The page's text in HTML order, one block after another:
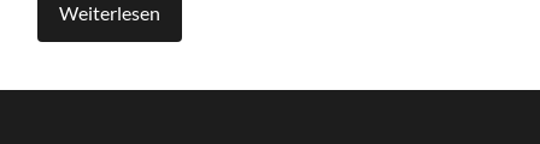
Weiterlesen